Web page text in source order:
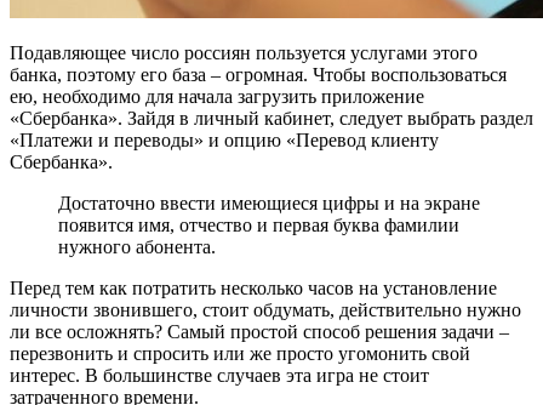
Подавляющее число россиян пользуется услугами этого
банка, поэтому его база – огромная. Чтобы воспользоваться
ею, необходимо для начала загрузить приложение
«Сбербанка». Зайдя в личный кабинет, следует выбрать раздел
«Платежи и переводы» и опцию «Перевод клиенту
Сбербанка».
Достаточно ввести имеющиеся цифры и на экране
появится имя, отчество и первая буква фамилии
нужного абонента.
Перед тем как потратить несколько часов на установление
личности звонившего, стоит обдумать, действительно нужно
ли все осложнять? Самый простой способ решения задачи –
перезвонить и спросить или же просто угомонить свой
интерес. В большинстве случаев эта игра не стоит
затраченного времени.